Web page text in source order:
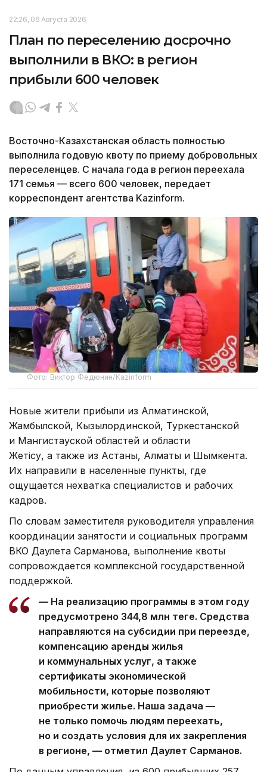
22:26, 06 Августа 2026
План по переселению досрочно
выполнили в ВКО: в регион
прибыли 600 человек
Восточно-Казахстанская область полностью
выполнила годовую квоту по приему добровольных
переселенцев. С начала года в регион переехала
171 семья — всего 600 человек, передает
корреспондент агентства Kazinform.
Фото: Виктор Федюнин/Kazinform
Новые жители прибыли из Алматинской,
Жамбылской, Кызылординской, Туркестанской
и Мангистауской областей и области
Жетiсу, а также из Астаны, Алматы и Шымкента.
Их направили в населенные пункты, где
ощущается нехватка специалистов и рабочих
кадров.
По словам заместителя руководителя управления
координации занятости и социальных программ
ВКО Даулета Сарманова, выполнение квоты
сопровождается комплексной государственной
поддержкой.
— На реализацию программы в этом году
предусмотрено 344,8 млн теңге. Средства
направляются на субсидии при переезде,
компенсацию аренды жилья
и коммунальных услуг, а также
сертификаты экономической
мобильности, которые позволяют
приобрести жилье. Наша задача —
не только помочь людям переехать,
но и создать условия для их закрепления
в регионе, — отметил Даулет Сарманов.